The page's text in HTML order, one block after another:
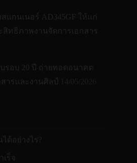
สแกนเนอร์ AD345GF ให้แก่
ทธิภาพงานจัดการเอกสาร
รอบ 20 ปี ถ่ายทอดอนาคต
ารและงานศิลป์
ด้อย่างไร?
เร็จ